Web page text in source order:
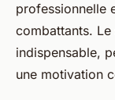
professionnelle
combattants.
indispensable,
une motivation